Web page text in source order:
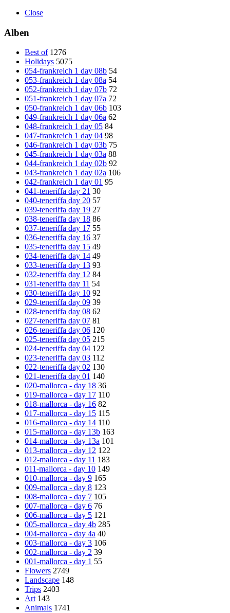
Close
Alben
Best of 1276
Holidays 5075
054-frankreich 1 day 08b 54
053-frankreich 1 day 08a 54
052-frankreich 1 day 07b 72
051-frankreich 1 day 07a 72
050-frankreich 1 day 06b 103
049-frankreich 1 day 06a 62
048-frankreich 1 day 05 84
047-frankreich 1 day 04 98
046-frankreich 1 day 03b 75
045-frankreich 1 day 03a 88
044-frankreich 1 day 02b 92
043-frankreich 1 day 02a 106
042-frankreich 1 day 01 95
041-teneriffa day 21 30
040-teneriffa day 20 57
039-teneriffa day 19 27
038-teneriffa day 18 86
037-teneriffa day 17 55
036-teneriffa day 16 37
035-teneriffa day 15 49
034-teneriffa day 14 49
033-teneriffa day 13 93
032-teneriffa day 12 84
031-teneriffa day 11 54
030-teneriffa day 10 92
029-teneriffa day 09 39
028-teneriffa day 08 62
027-teneriffa day 07 81
026-teneriffa day 06 120
025-teneriffa day 05 215
024-teneriffa day 04 122
023-teneriffa day 03 112
022-teneriffa day 02 130
021-teneriffa day 01 140
020-mallorca - day 18 36
019-mallorca - day 17 110
018-mallorca - day 16 82
017-mallorca - day 15 115
016-mallorca - day 14 110
015-mallorca - day 13b 163
014-mallorca - day 13a 101
013-mallorca - day 12 122
012-mallorca - day 11 183
011-mallorca - day 10 149
010-mallorca - day 9 165
009-mallorca - day 8 123
008-mallorca - day 7 105
007-mallorca - day 6 76
006-mallorca - day 5 121
005-mallorca - day 4b 285
004-mallorca - day 4a 40
003-mallorca - day 3 106
002-mallorca - day 2 39
001-mallorca - day 1 55
Flowers 2749
Landscape 148
Trips 2403
Art 143
Animals 1741